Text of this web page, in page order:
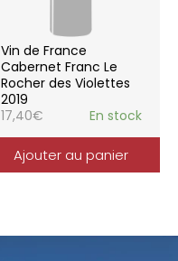
Vin de France
Cabernet Franc Le
Rocher des Violettes
2019
17,40€ En stock
Ajouter au panier